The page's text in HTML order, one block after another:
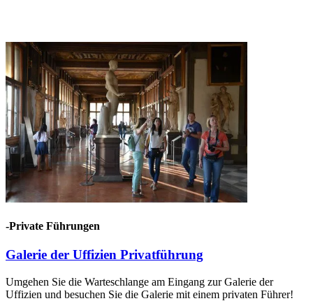
-Private Führungen
Galerie der Uffizien Privatführung
Umgehen Sie die Warteschlange am Eingang zur Galerie der
Uffizien und besuchen Sie die Galerie mit einem privaten Führer!